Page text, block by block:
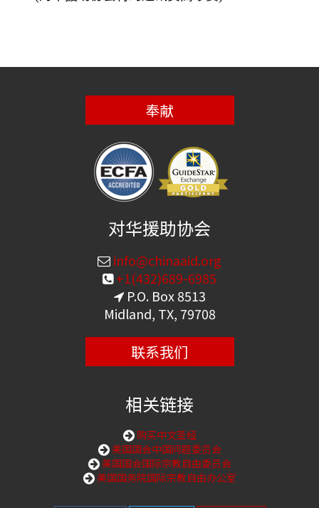
奉献
对华援助协会
info@chinaaid.org
+1(432)689-6985
P.O. Box 8513
Midland, TX, 79708
联系我们
相关链接
购买中文圣经
美国国会中国问题委员会
美国国会国际宗教自由委员会
美国国务院国际宗教自由办公室